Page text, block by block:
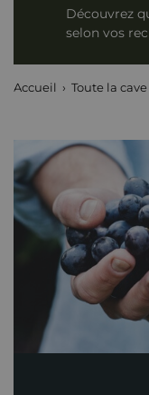
Découvrez
selon vos
Accueil Toute la cave